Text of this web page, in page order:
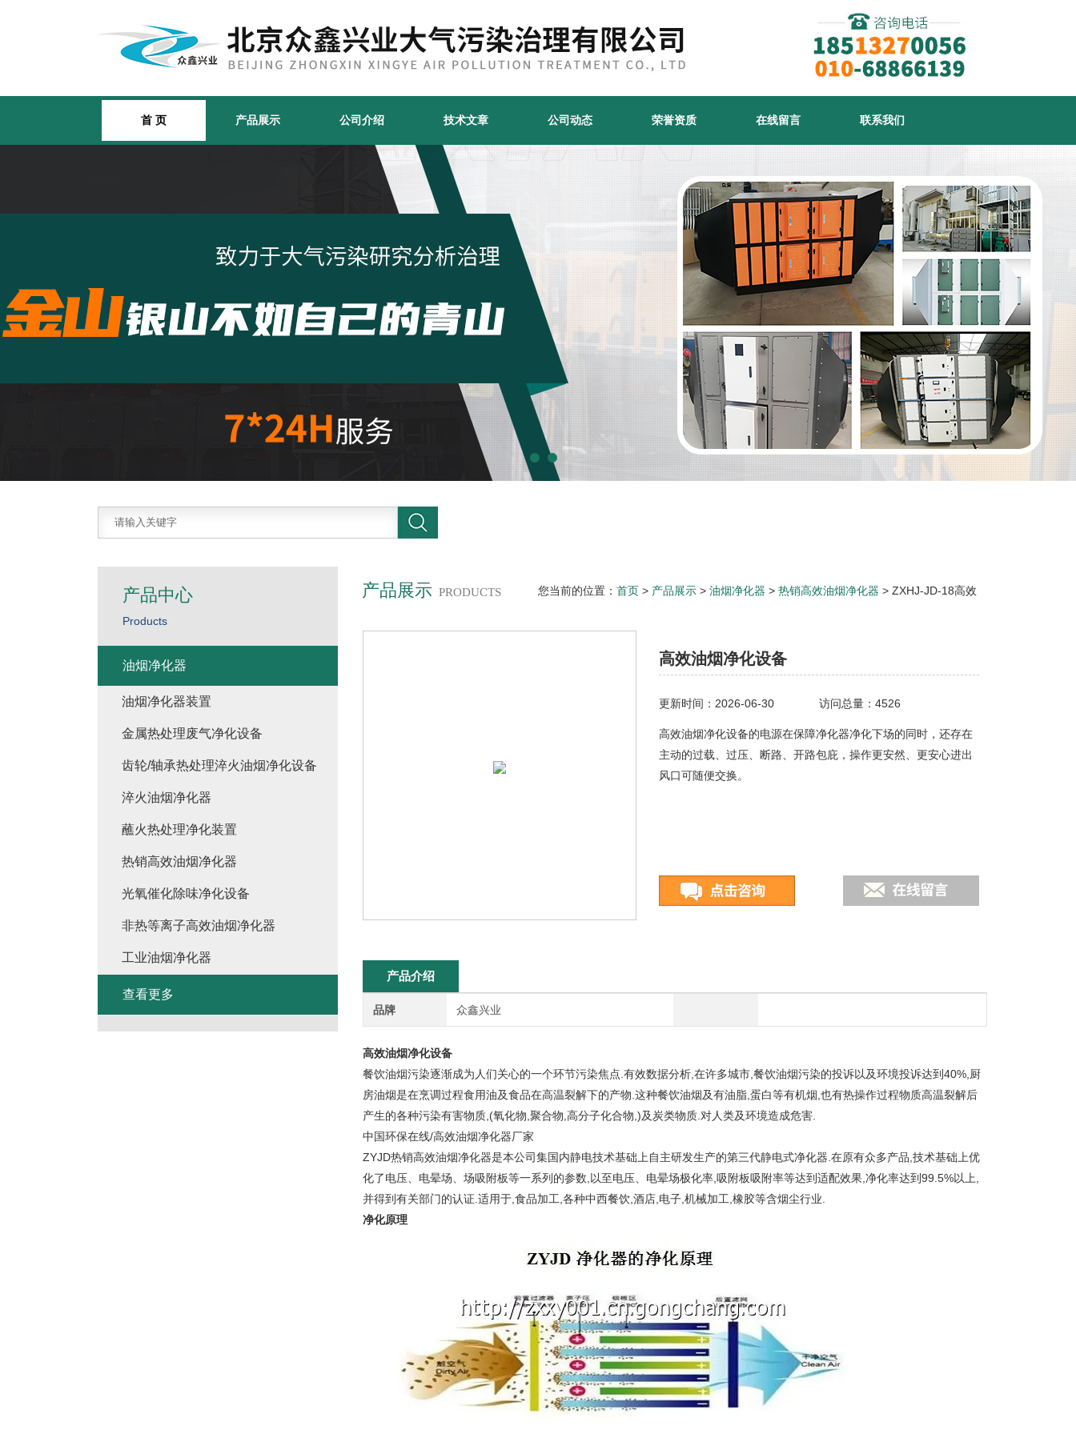
首 页 产品展示 公司介绍 技术文章 公司动态 荣誉资质 在线留言 联系我们
产品展示 PRODUCTS 您当前的位置： 首页 > 产品展示 > 油烟净化器 > 热销高效油烟净化器 > ZXHJ-JD-18高效
高效油烟净化设备
更新时间：2026-06-30 访问总量：4526
高效油烟净化设备的电源在保障净化器净化下场的同时，还存在
主动的过载、过压、断路、开路包庇，操作更安然、更安心进出
风口可随便交换。
产品介绍
品牌 众鑫兴业
高效油烟净化设备
餐饮油烟污染逐渐成为人们关心的一个环节污染焦点.有效数据分析,在许多城市,餐饮油烟污染的投诉以及环境投诉达到40%,厨
房油烟是在烹调过程食用油及食品在高温裂解下的产物.这种餐饮油烟及有油脂,蛋白等有机烟,也有热操作过程物质高温裂解后
产生的各种污染有害物质,(氧化物,聚合物,高分子化合物,)及炭类物质.对人类及环境造成危害.
中国环保在线/高效油烟净化器厂家
ZYJD热销高效油烟净化器是本公司集国内静电技术基础上自主研发生产的第三代静电式净化器.在原有众多产品,技术基础上优
化了电压、电晕场、场吸附板等一系列的参数,以至电压、电晕场极化率,吸附板吸附率等达到适配效果,净化率达到99.5%以上,
并得到有关部门的认证.适用于,食品加工,各种中西餐饮,酒店,电子,机械加工,橡胶等含烟尘行业.
净化原理
产品中心
Products
油烟净化器
油烟净化器装置
金属热处理废气净化设备
齿轮/轴承热处理淬火油烟净化设备
淬火油烟净化器
蘸火热处理净化装置
热销高效油烟净化器
光氧催化除味净化设备
非热等离子高效油烟净化器
工业油烟净化器
查看更多